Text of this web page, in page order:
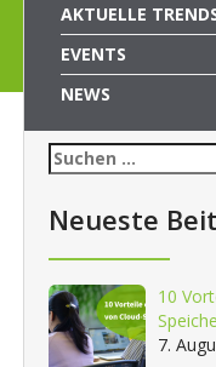
AKTUELLE
EVENTS
NEWS
Suchen
nach:
Neueste
10
7.